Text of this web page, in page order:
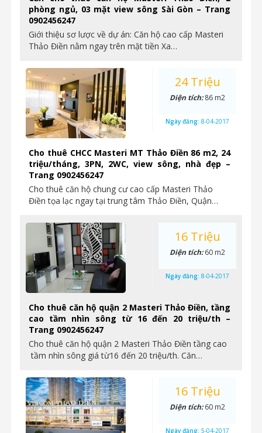
phòng ngủ, 03 mặt view sông Sài Gòn – Trang
0902456247
Giới thiệu sơ lược về dự án: Căn hộ cao cấp Masteri
Thảo Điền nằm ngay trên mặt tiền Xa…
Cho thuê CHCC Masteri MT Thảo Điền 86 m2, 24
triệu/tháng, 3PN, 2WC, view sông, nhà đẹp –
Trang 0902456247
Cho thuê căn hộ chung cư cao cấp Masteri Thảo
Điền tọa lạc ngay tại trung tâm Thảo Điền, Quận…
24 Triệu
Diện tích:86 m2
Ngày đăng: 8-04-2017
Cho thuê căn hộ quận 2 Masteri Thảo Điền, tầng
cao tầm nhìn sông từ 16 đến 20 triệu/th –
Trang 0902456247
Cho thuê căn hộ quận 2 Masteri Thảo Điền tầng cao
tầm nhìn sông giá từ16 đến 20 triệu/th. Căn…
16 Triệu
Diện tích:60 m2
Ngày đăng: 8-04-2017
16 Triệu
Diện tích:60 m2
Ngày đăng: 5-04-2017